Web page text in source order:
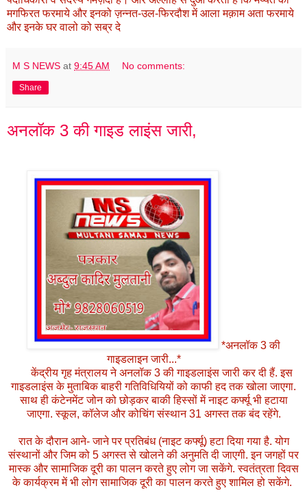
मगफिरत फरमाये और इनको ज़न्नत-उल-फिरदौश में आला मक़ाम अता फरमाये
और इनके घर वालो को सब्र दे
M S NEWS at 9:45 AM No comments:
Share
अनलॉक 3 की गाइड लाइंस जारी,
*अनलॉक 3 की
गाइडलाइन जारी...*
केंद्रीय गृह मंत्रालय ने अनलॉक 3 की गाइडलाइंस जारी कर दी हैं. इस
गाइडलाइंस के मुताबिक बाहरी गतिविधियियों को काफी हद तक खोला जाएगा.
साथ ही कंटेनमेंट जोन को छोड़कर बाकी हिस्सों में नाइट कर्फ्यू भी हटाया
जाएगा. स्कूल, कॉलेज और कोचिंग संस्थान 31 अगस्त तक बंद रहेंगे.
रात के दौरान आने- जाने पर प्रतिबंध (नाइट कर्फ्यू) हटा दिया गया है. योग
संस्थानों और जिम को 5 अगस्त से खोलने की अनुमति दी जाएगी. इन जगहों पर
मास्क और सामाजिक दूरी का पालन करते हुए लोग जा सकेंगे. स्वतंत्रता दिवस
के कार्यक्रम में भी लोग सामाजिक दूरी का पालन करते हुए शामिल हो सकेंगे.